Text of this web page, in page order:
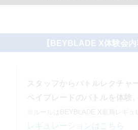
【BEYBLADE X体験会内
スタッフからバトルレクチャ
ベイブレードのバトルを体験。
※ルールはBEYBLADE X最新レギュ
レギュレーションはこちら